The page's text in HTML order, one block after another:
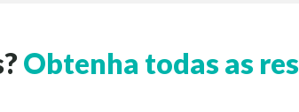
Obtenha todas as